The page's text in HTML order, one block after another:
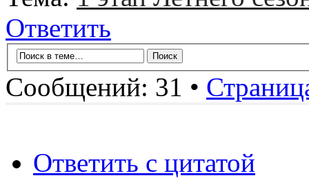
Ответить
Сообщений: 31 •
Ответить с цитатой